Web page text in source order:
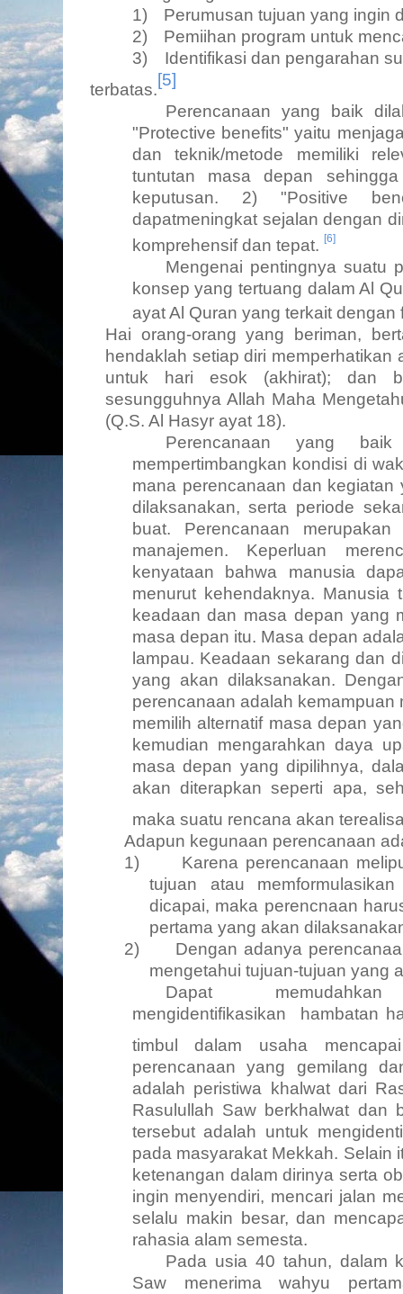
1)
Perumusan tujuan yang ingin
2)
Pemiihan program untuk
3)
Identifikasi dan pengarahan
terbatas.
[5]
Perencanaan yang baik
"Protective benefits"yaitu
dan teknik/metode memiliki
tuntutan masa depan
keputusan. 2) "Positive
dapatmeningkat sejalan dengan
komprehensif dan tepat. [6]
Mengenai pentingnya suatu
konsep yang tertuang dalam Al
ayat Al Quran yang terkait dengan
Hai orang-orang yang beriman,
hendaklah setiap diri
untuk hari esok (akhirat); dan
sesungguhnya Allah Maha
(Q.S. Al Hasyr ayat 18).
Perencanaan yang
mempertimbangkan kondisi di
mana perencanaan dan
dilaksanakan, serta periode
buat. Perencanaan
manajemen. Keperluan
kenyataan bahwa manusia
menurut kehendaknya. Manusia
keadaan dan masa depan yang
masa depan itu. Masa depan
lampau. Keadaan sekarang dan
yang akan dilaksanakan.
perencanaan adalah
memilih alternatif masa depan
kemudian mengarahkan daya
masa depan yang dipilihnya,
akan diterapkan seperti apa,
maka suatu rencana akan
Adapun kegunaan perencanaan
1)
Karena perencanaan
tujuan atau
dicapai, maka perencnaan
pertama yang akan
2)
Dengan adanya
mengetahui tujuan-tujuan yang
Dapat
memudahkan
mengidentifikasikan
hambatan
timbul dalam usaha
perencanaan yang gemilang
adalah peristiwa khalwat dari
Rasulullah Saw berkhalwat dan
tersebut adalah untuk
pada masyarakat Mekkah. Selain
ketenangan dalam dirinya serta
ingin menyendiri, mencari jalan
selalu makin besar, dan
rahasia alam semesta.
Pada usia 40 tahun, dalam
Saw menerima wahyu